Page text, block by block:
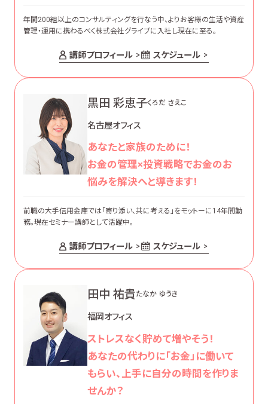
年間200組以上のコンサルティングを行なう中、よりお客様の生活や資産
管理・運用に携わるべく株式会社グライブに入社し現在に至る。
講師プロフィール スケジュール
黒田 彩恵子くろだ さえこ
名古屋オフィス
あなたと家族のために！
お金の管理×投資戦略でお金のお
悩みを解決へと導きます！
前職の大手信用金庫では「寄り添い、共に考える」をモットーに14年間勤
務。現在セミナー講師として活躍中。
講師プロフィール スケジュール
田中 祐貴たなか ゆうき
福岡オフィス
ストレスなく貯めて増やそう！
あなたの代わりに「お金」に働いて
もらい、上手に自分の時間を作りま
せんか？